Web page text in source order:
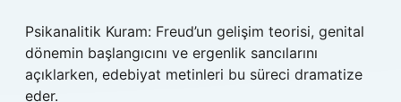
Psikanalitik Kuram: Freud’un gelişim teorisi, genital
dönemin başlangıcını ve ergenlik sancılarını
açıklarken, edebiyat metinleri bu süreci dramatize
eder.